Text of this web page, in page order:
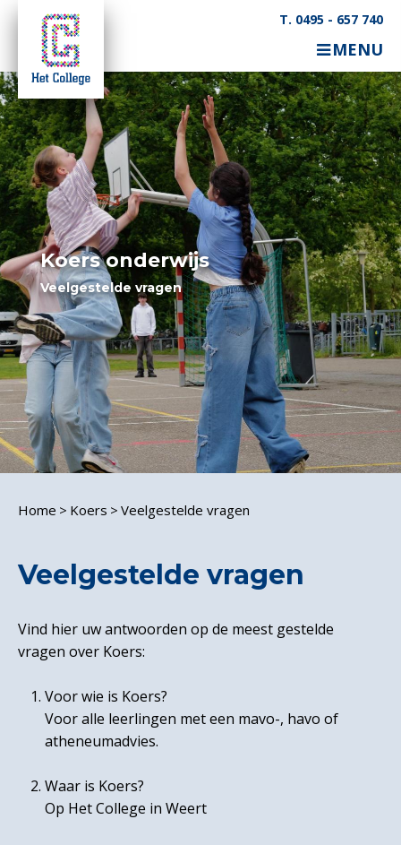
T. 0495 - 657 740
MENU
Koers onderwijs
Veelgestelde vragen
Home Koers Veelgestelde vragen
Veelgestelde vragen
Vind hier uw antwoorden op de meest gestelde
vragen over Koers:
Voor wie is Koers?
Voor alle leerlingen met een mavo-, havo of
atheneumadvies.
Waar is Koers?
Op Het College in Weert